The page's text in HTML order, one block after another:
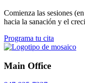
Comienza las sesiones
hacia la sanación y el
Programa tu cita
Main Office